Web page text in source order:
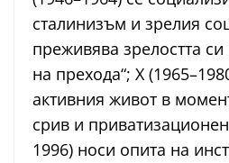
сталинизъм и зрелия
преживява зрелостта
на прехода“; X
активния живот в
срив и
1996) носи опита на